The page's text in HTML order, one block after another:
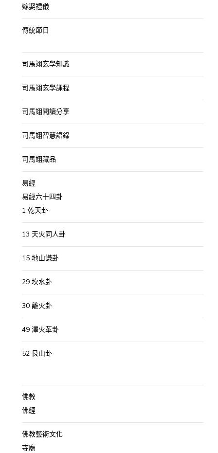
嫁娶禮儀
傳統節日
司馬翊玄學知識
司馬翊玄學課程
司馬翊閱讀分享
司馬翊智慧語錄
司馬翊藏品
易經
易經六十四卦
1 乾天卦
13 天火同人卦
15 地山謙卦
29 坎水卦
30 離火卦
49 澤火革卦
52 艮山卦
佛教
佛經
佛教藝術文化
寺廟